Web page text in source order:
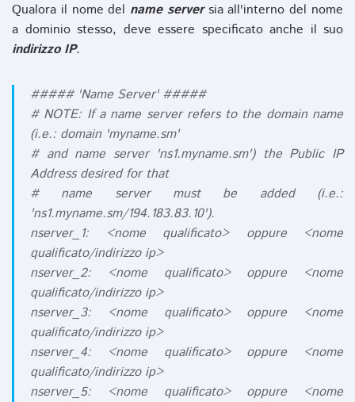
Qualora il nome del name serversia all'interno del nome
a dominio stesso, deve essere specificato anche il suo
indirizzo IP.
##### 'Name Server' #####
# NOTE: If a name server refers to the domain name
(i.e.: domain 'myname.sm'
# and name server 'ns1.myname.sm') the Public IP
Address desired for that
# name server must be added (i.e.:
'ns1.myname.sm/194.183.83.10').
nserver_1: <nome qualificato> oppure <nome
qualificato/indirizzo ip>
nserver_2: <nome qualificato> oppure <nome
qualificato/indirizzo ip>
nserver_3: <nome qualificato> oppure <nome
qualificato/indirizzo ip>
nserver_4: <nome qualificato> oppure <nome
qualificato/indirizzo ip>
nserver_5: <nome qualificato> oppure <nome